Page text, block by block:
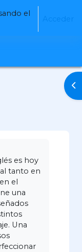
el
es hoy
tanto en
el
una
Una